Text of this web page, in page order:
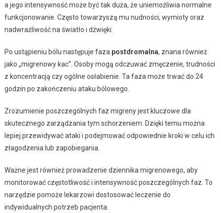
a jego intensywność może być tak duża, że uniemożliwia normalne
funkcjonowanie. Często towarzyszą mu nudności, wymioty oraz
nadwrażliwość na światło i dźwięki.
Po ustąpieniu bólu następuje faza postdromalna, znana również
jako „migrenowy kac”. Osoby mogą odczuwać zmęczenie, trudności
z koncentracją czy ogólne osłabienie. Ta faza może trwać do 24
godzin po zakończeniu ataku bólowego.
Zrozumienie poszczególnych faz migreny jest kluczowe dla
skutecznego zarządzania tym schorzeniem. Dzięki temu można
lepiej przewidywać ataki i podejmować odpowiednie kroki w celu ich
złagodzenia lub zapobiegania.
Ważne jest również prowadzenie dziennika migrenowego, aby
monitorować częstotliwość i intensywność poszczególnych faz. To
narzędzie pomoże lekarzowi dostosować leczenie do
indywidualnych potrzeb pacjenta.